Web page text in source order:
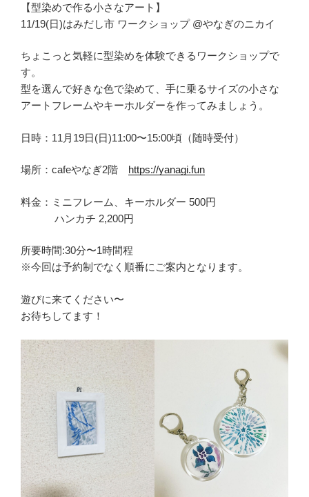
【型染めで作る小さなアート】
11/19(日)はみだし市 ワークショップ @やなぎのニカイ
ちょこっと気軽に型染めを体験できるワークショップで
す。
型を選んで好きな色で染めて、手に乗るサイズの小さな
アートフレームやキーホルダーを作ってみましょう。
日時：11月19日(日)11:00〜15:00頃（随時受付）
場所：cafeやなぎ2階 https://yanagi.fun
料金：ミニフレーム、キーホルダー 500円
ハンカチ 2,200円
所要時間:30分〜1時間程
※今回は予約制でなく順番にご案内となります。
遊びに来てください〜
お待ちしてます！